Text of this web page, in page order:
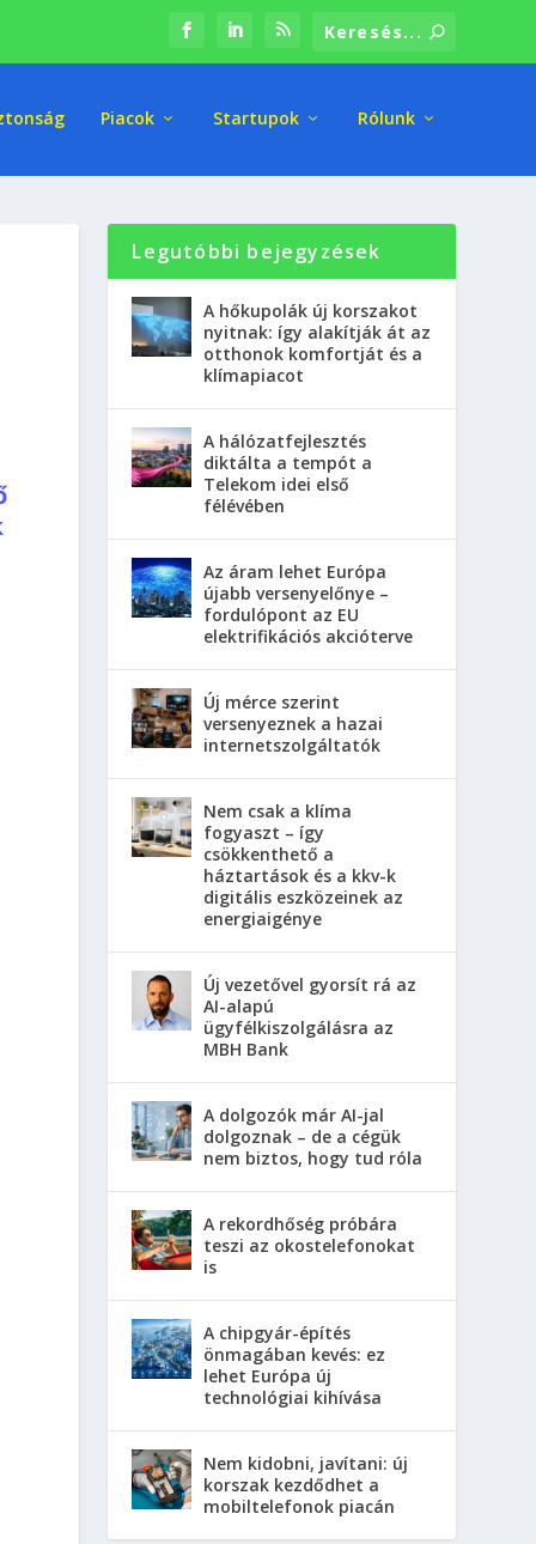
Piacok Startupok Rólunk
Legutóbbi bejegyzések
A hőkupolák új korszakot
nyitnak: így alakítják át az
otthonok komfortját és a
klímapiacot
A hálózatfejlesztés
diktálta a tempót a
Telekom idei első
félévében
Az áram lehet Európa
újabb versenyelőnye –
fordulópont az EU
elektrifikációs akcióterve
Új mérce szerint
versenyeznek a hazai
internetszolgáltatók
Nem csak a klíma
fogyaszt – így
csökkenthető a
háztartások és a kkv-k
digitális eszközeinek az
energiaigénye
Új vezetővel gyorsít rá az
AI-alapú
ügyfélkiszolgálásra az
MBH Bank
A dolgozók már AI-jal
dolgoznak – de a cégük
nem biztos, hogy tud róla
A rekordhőség próbára
teszi az okostelefonokat
is
A chipgyár-építés
önmagában kevés: ez
lehet Európa új
technológiai kihívása
Nem kidobni, javítani: új
korszak kezdődhet a
mobiltelefonok piacán